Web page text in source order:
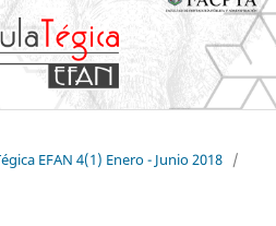
EFAN 4(1) Enero - Junio 2018 /